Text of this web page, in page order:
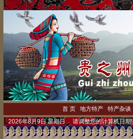
首 页 地方特产 特产杂谈
2026年8月9日 星期日 请调整您的计算机日期!